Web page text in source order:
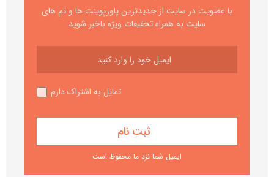
با عضویت در سایت از جدیدترین پاورپوینت ها و تم های
سایت به همراه تخفیفات ویژه باخبر شوید
تمایل به اشتراک دارم
ایمیل شما نزد ما محفوظ است